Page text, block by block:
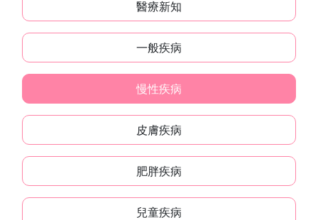
醫療新知
一般疾病
慢性疾病
皮膚疾病
肥胖疾病
兒童疾病